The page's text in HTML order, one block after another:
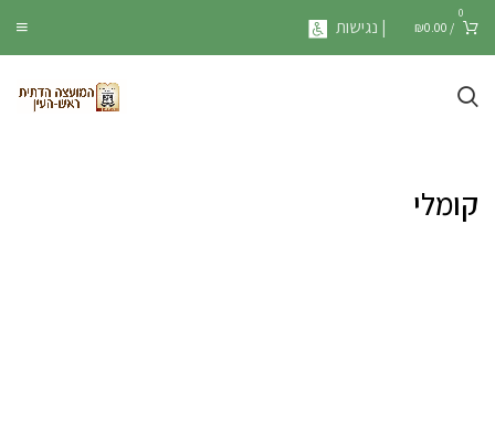
0
/
₪0.00 | נגישות
קומלי